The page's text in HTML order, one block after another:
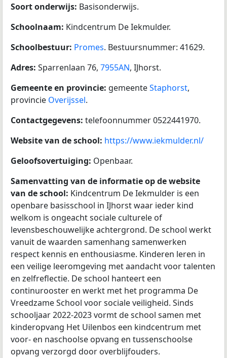
Soort onderwijs: Basisonderwijs.
Schoolnaam: Kindcentrum De Iekmulder.
Schoolbestuur: Promes. Bestuursnummer: 41629.
Adres: Sparrenlaan 76, 7955AN, IJhorst.
Gemeente en provincie: gemeenteStaphorst,
provincie Overijssel.
Contactgegevens: telefoonnummer 0522441970.
Website van de school: https://www.iekmulder.nl/
Geloofsovertuiging: Openbaar.
Samenvatting van de informatie op de website
van de school: Kindcentrum De Iekmulder is een
openbare basisschool in IJhorst waar ieder kind
welkom is ongeacht sociale culturele of
levensbeschouwelijke achtergrond. De school werkt
vanuit de waarden samenhang samenwerken
respect kennis en enthousiasme. Kinderen leren in
een veilige leeromgeving met aandacht voor talenten
en zelfreflectie. De school hanteert een
continurooster en werkt met het programma De
Vreedzame School voor sociale veiligheid. Sinds
schooljaar 2022-2023 vormt de school samen met
kinderopvang Het Uilenbos een kindcentrum met
voor- en naschoolse opvang en tussenschoolse
opvang verzorgd door overblijfouders.